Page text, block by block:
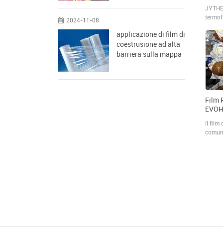
2024-11-08
applicazione di film di
coestrusione ad alta
barriera sulla mappa
per le
Film
Il film